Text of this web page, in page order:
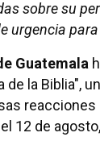
sobre su
urgencia
Guatemala
de la Biblia",
reacciones
12 de